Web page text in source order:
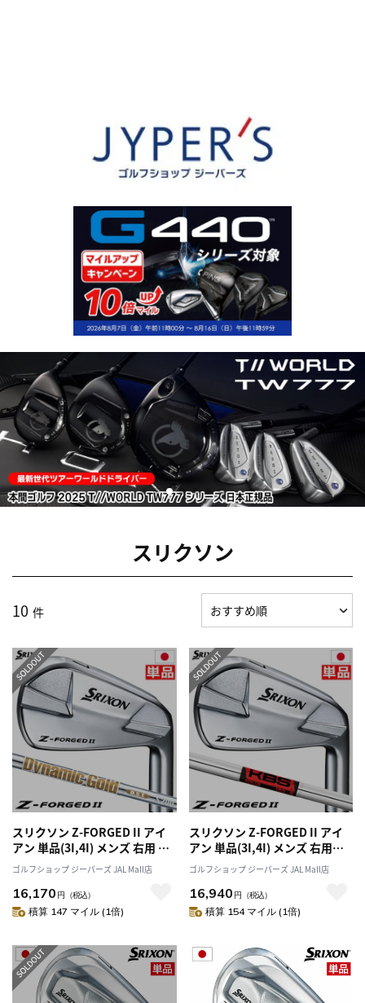
スリクソン
10 件
スリクソン Z-FORGED II アイ
アン 単品(3I,4I) メンズ 右用 ダ
イナミックゴールド DST スチ
ールシャフト 日本正規品
ゴルフショップ ジーパーズ JAL Mall店
16,170 円 （税込）
積算 147 マイル (1倍)
スリクソン Z-FORGED II アイ
アン 単品(3I,4I) メンズ 右用
KBS TOUR スチールシャフト
日本正規品
ゴルフショップ ジーパーズ JAL Mall店
16,940 円 （税込）
積算 154 マイル (1倍)